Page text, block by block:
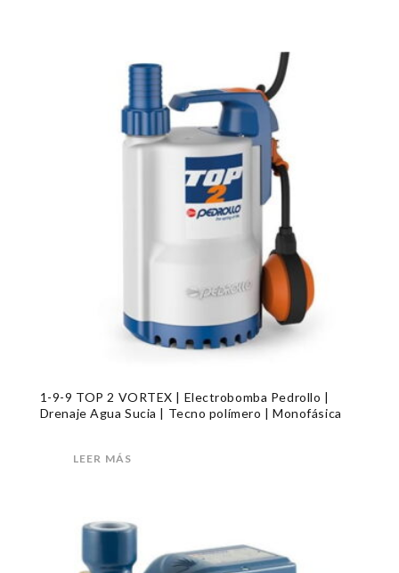
1-9-9 TOP 2 VORTEX | Electrobomba Pedrollo |
Drenaje Agua Sucia | Tecno polímero | Monofásica
LEER MÁS